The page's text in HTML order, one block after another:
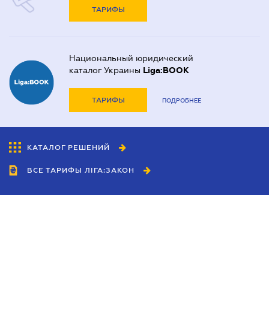
ТАРИФЫ
Национальный юридический
каталог Украины Liga:BOOK
ТАРИФЫ ПОДРОБНЕЕ
КАТАЛОГ РЕШЕНИЙ
ВСЕ ТАРИФЫ ЛІГА:ЗАКОН